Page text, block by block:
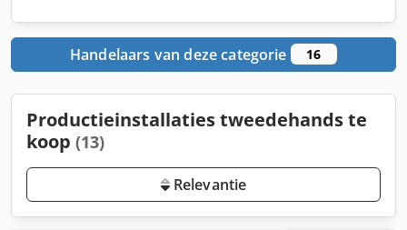
Handelaars van deze categorie 16
Productieinstallaties tweedehands te
koop (13)
Relevantie